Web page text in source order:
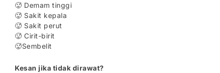
🥵 Demam tinggi
🥵 Sakit kepala
🥵 Sakit perut
🥵 Cirit-birit
🥵Sembelit
Kesan jika tidak dirawat?